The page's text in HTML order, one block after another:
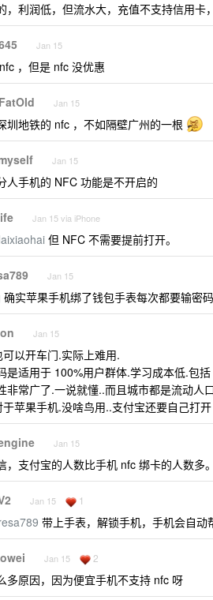
，利润低，但流水大，充值不支持信用卡
Jan 15
，但是 nfc 没优惠
Jan 15
圳地铁的 nfc ，不如隔壁广州的一根
Jan 15
人手机的 NFC 功能是不开启的
Jan 15 via iPhone
但 NFC 不需要提前打开。
Jan 15
确实苹果手机绑了钱包手表每次都要输密
Jan 15
可以开车门.实际上难用.
是适用于 100%用户群体.学习成本低.包
非常广了.一说就懂..而且城市都是流动人
于苹果手机.没啥鸟用..支付宝还要自己打
Jan 15
，支付宝的人数比手机 nfc 绑卡的人数多。
Jan 15 1
带上手表，解锁手机，手机会自动
Jan 15 2
多原因，因为便宜手机不支持 nfc 呀